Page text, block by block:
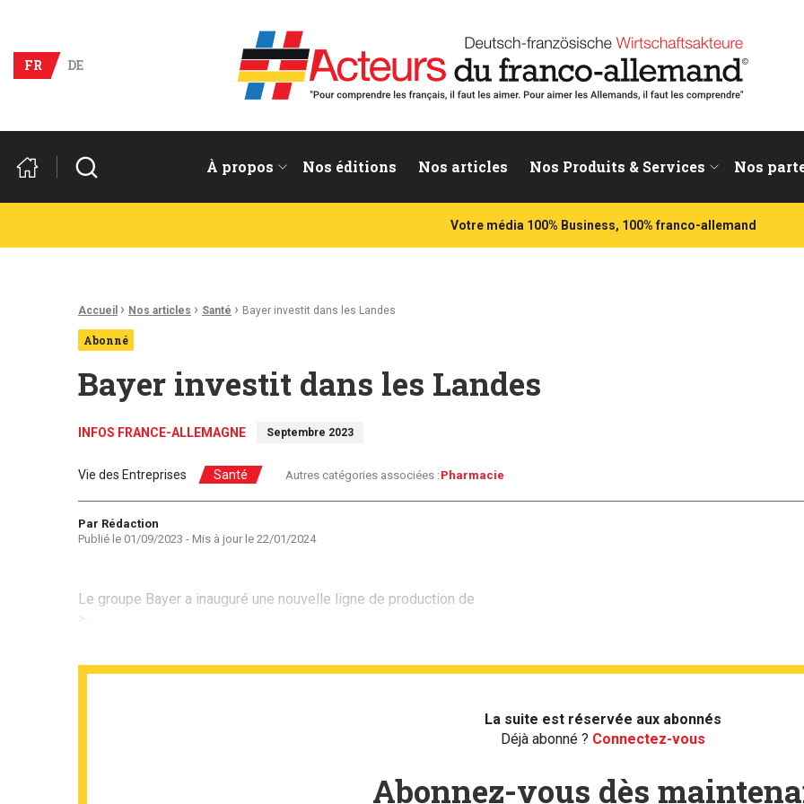
Acteurs du franco-allemand
FR
DE
À propos Nos éditions Nos articles Nos Produits & Services Nos
Rechercher
Votre média 100% Business, 100% franco-allemand
Fil d'Ariane :
Accueil › Nos articles › Santé › Bayer investit dans les Landes
Abonné
Bayer investit dans les Landes
INFOS FRANCE-ALLEMAGNE Septembre 2023
Vie des Entreprises Santé Autres catégories associées : Pharmacie
Auteur
Par Rédaction
Publié le 01/09/2023 - Mis à jour le 22/01/2024
Le groupe Bayer a inauguré une nouvelle ligne de production de
> ...
La suite est réservée aux abonnés
Déjà abonné ? Connectez-vous
Abonnez-vous dès